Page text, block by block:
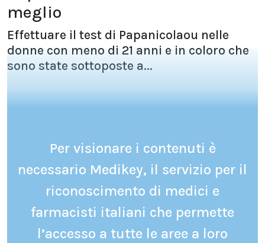
meglio
Effettuare il test di Papanicolaou nelle
donne con meno di 21 anni e in coloro che
sono state sottoposte a...
Per visionare i contenuti è
necessario Medikey, il servizio per il
riconoscimento di medici e
farmacisti italiani che permette
l’accesso a tutte le aree a loro